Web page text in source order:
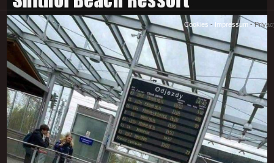
Cookies - Impressum -